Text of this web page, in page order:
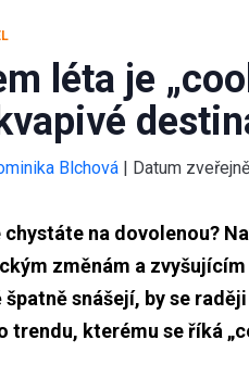
léta je
Blchová | Datum
chystáte na dovolenou?
změnám a
špatně snášejí, by se
trendu, kterému se říká